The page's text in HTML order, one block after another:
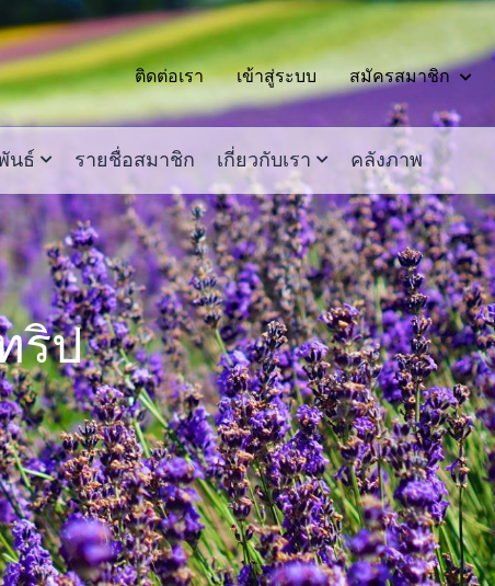
สมัครสมาชิก
เข้าสู่ระบบ
ติดต่อเรา
นธ์ รายชื่อสมาชิก เกี่ยวกับเรา คลังภาพ
ริป